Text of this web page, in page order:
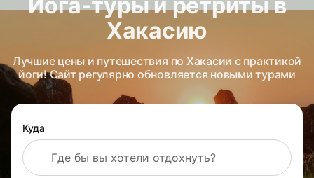
Хакасию
Лучшие цены и путешествия по Хакасии с практикой
йоги! Сайт регулярно обновляется новыми турами
Куда